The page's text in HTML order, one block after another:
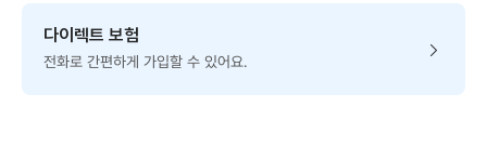
다이렉트 보험
전화로 간편하게 가입할 수 있어요.